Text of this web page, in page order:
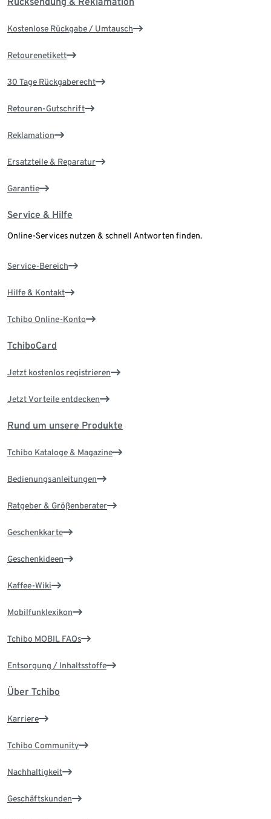
Kostenlose Rückgabe / Umtausch
Retourenetikett
30 Tage Rückgaberecht
Retouren-Gutschrift
Reklamation
Ersatzteile & Reparatur
Garantie
Service & Hilfe
Online-Services nutzen & schnell Antworten finden.
Service-Bereich
Hilfe & Kontakt
Tchibo Online-Konto
TchiboCard
Jetzt kostenlos registrieren
Jetzt Vorteile entdecken
Rund um unsere Produkte
Tchibo Kataloge & Magazine
Bedienungsanleitungen
Ratgeber & Größenberater
Geschenkkarte
Geschenkideen
Kaffee-Wiki
Mobilfunklexikon
Tchibo MOBIL FAQs
Entsorgung / Inhaltsstoffe
Über Tchibo
Karriere
Tchibo Community
Nachhaltigkeit
Geschäftskunden